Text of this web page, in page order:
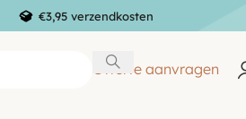
€3,95 verzendkosten
Offerte aanvragen